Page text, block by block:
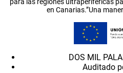
en Canarias.”Una
DOS MIL
Auditado